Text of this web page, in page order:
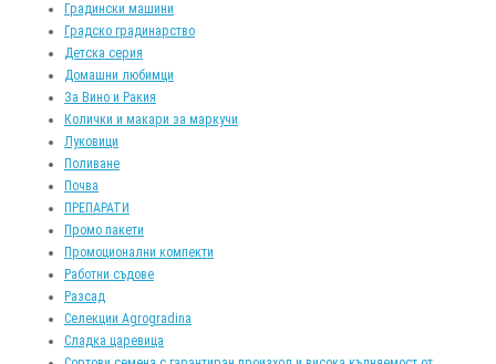
Градински машини
Градско градинарство
Детска серия
Домашни любимци
За Вино и Ракия
Колички и макари за маркучи
Луковици
Поливане
Почва
ПРЕПАРАТИ
Промо пакети
Промоционални компекти
Работни съдове
Разсад
Селекции Agrogradina
Сладка царевица